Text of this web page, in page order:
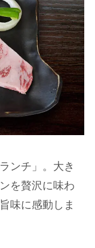
ンチ」。大き
を贅沢に味わ
味に感動しま